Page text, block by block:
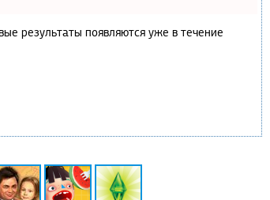
результаты появляются уже в течение